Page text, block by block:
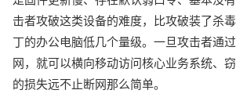
击者攻破这类设备的难度，比攻破装了杀
丁的办公电脑低几个量级。一旦攻击者通
网，就可以横向移动访问核心业务系统、
的损失远不止断网那么简单。